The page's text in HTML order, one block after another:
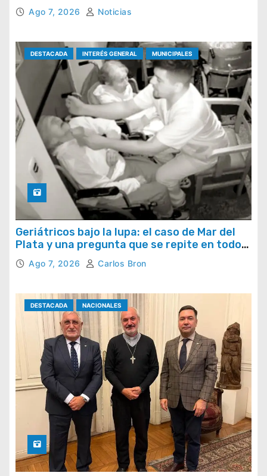
Ago 7, 2026 Noticias
DESTACADA INTERÉS GENERAL MUNICIPALES
Geriátricos bajo la lupa: el caso de Mar del
Plata y una pregunta que se repite en todo
el país
Ago 7, 2026 Carlos Bron
DESTACADA NACIONALES